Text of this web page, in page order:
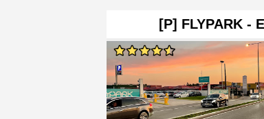
[P] FLYPARK -